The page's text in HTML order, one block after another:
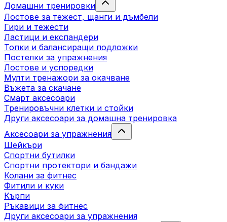
Домашни тренировки
Лостове за тежест, щанги и дъмбели
Гири и тежести
Ластици и експандери
Топки и балансиращи подложки
Постелки за упражнения
Лостове и успоредки
Мулти тренажори за окачване
Въжета за скачане
Смарт аксесоари
Тренировъчни клетки и стойки
Други аксесоари за домашна тренировка
Аксесоари за упражнения
Шейкъри
Спортни бутилки
Спортни протектори и бандажи
Колани за фитнес
Фитили и куки
Кърпи
Ръкавици за фитнес
Други аксесоари за упражнения